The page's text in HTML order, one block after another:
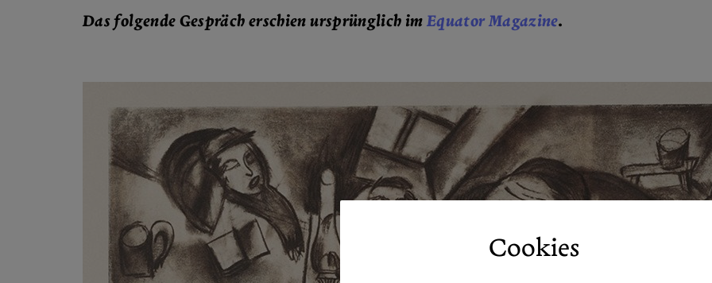
Das folgende Gespräch erschien ursprünglich im Equator Magazine.
Cookies